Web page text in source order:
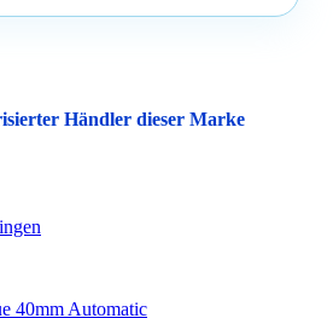
Händler dieser Marke